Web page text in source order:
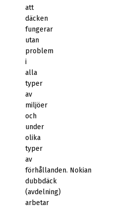
att
däcken
fungerar
utan
problem
i
alla
typer
av
miljöer
och
under
olika
typer
av
förhållanden. Nokian
dubbdäck
(avdelning)
arbetar